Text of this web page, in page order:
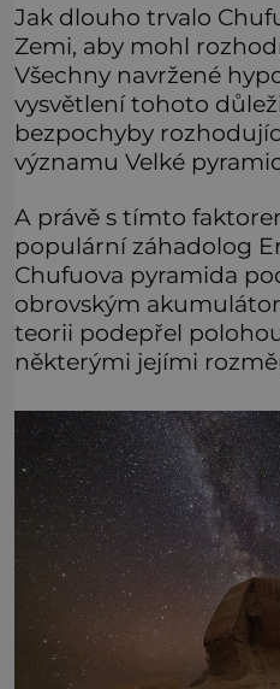
Jak dlouho trvalo
Zemi, aby mohl
Všechny navržené
vysvětlení tohoto
bezpochyby
významu Velké
A právě s tímto
populární záhadolog
Chufuova pyramida
obrovským
teorii podepřel
některými jejími